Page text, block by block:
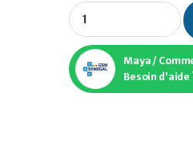
CUISINIERE 5FEUX
Maya /
Besoin d'aide